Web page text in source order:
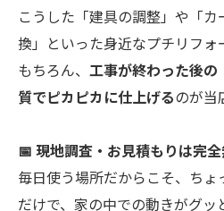
こうした「建具の調整」や「
換」といった身近なプチリフォ
もちろん、 工事が終わった後の
質でピカピカに仕上げるのが当
📅 現地調査・お見積もりは完
毎日使う場所だからこそ、ちょ
だけで、家の中での動きがグッ